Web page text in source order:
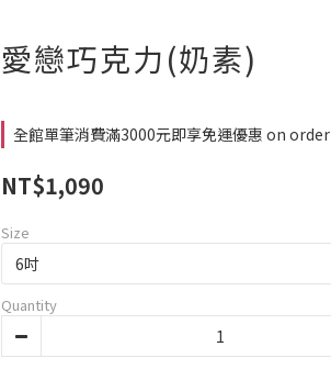
愛戀巧克力(奶素)
全館單筆消費滿3000元即享免運優惠 on order
NT$1,090
Size
Quantity